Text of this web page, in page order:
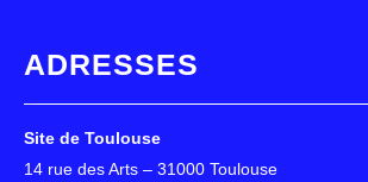
ADRESSES
Site de Toulouse
14 rue des Arts – 31000 Toulouse